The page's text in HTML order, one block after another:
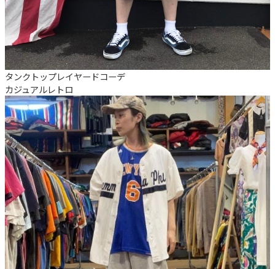
タンクトップレイヤードコーデ
カジュアルレトロ